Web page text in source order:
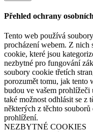
Přehled ochrany
Tento web používá
procházení webem. Z nich
cookie, které jsou
nezbytné pro fungování
soubory cookie třetích
porozumět tomu, jak tento
budou ve vašem prohlížeči
také možnost odhlásit se z
některých z těchto
prohlížení.
NEZBYTNÉ COOKIES